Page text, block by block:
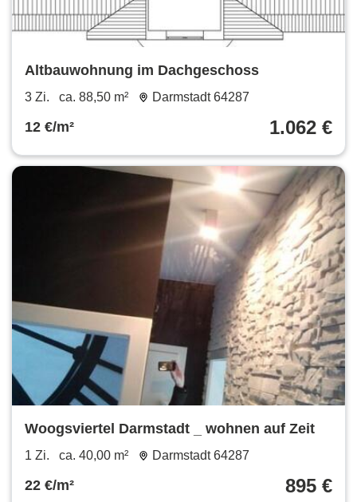
Altbauwohnung im Dachgeschoss
3 Zi. ca. 88,50 m² Darmstadt 64287
12 €/m² 1.062 €
Woogsviertel Darmstadt _ wohnen auf Zeit
1 Zi. ca. 40,00 m² Darmstadt 64287
22 €/m² 895 €